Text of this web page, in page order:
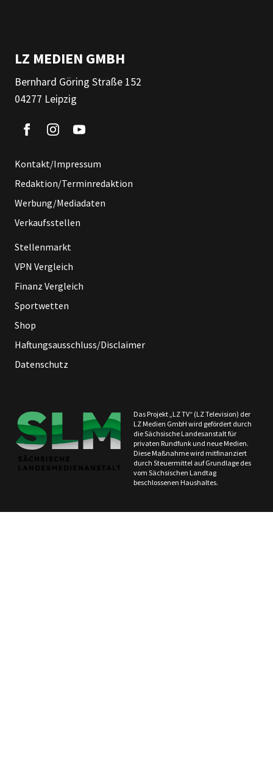
LZ MEDIEN GMBH
Bernhard Göring Straße 152
04277 Leipzig
Kontakt/Impressum
Redaktion/Terminredaktion
Werbung/Mediadaten
Verkaufsstellen
Stellenmarkt
VPN Vergleich
Finanz Vergleich
Sportwetten
Shop
Haftungsausschluss/Disclaimer
Datenschutz
Das Projekt „LZ TV“ (LZ Television) der
LZ Medien GmbH wird gefördert durch
die Sächsische Landesanstalt für
privaten Rundfunk und neue Medien.
Diese Maßnahme wird mitfinanziert
durch Steuermittel auf Grundlage des
vom Sächsischen Landtag
beschlossenen Haushaltes.